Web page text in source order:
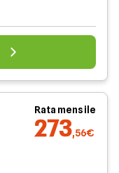
Rata mensile
273,56€